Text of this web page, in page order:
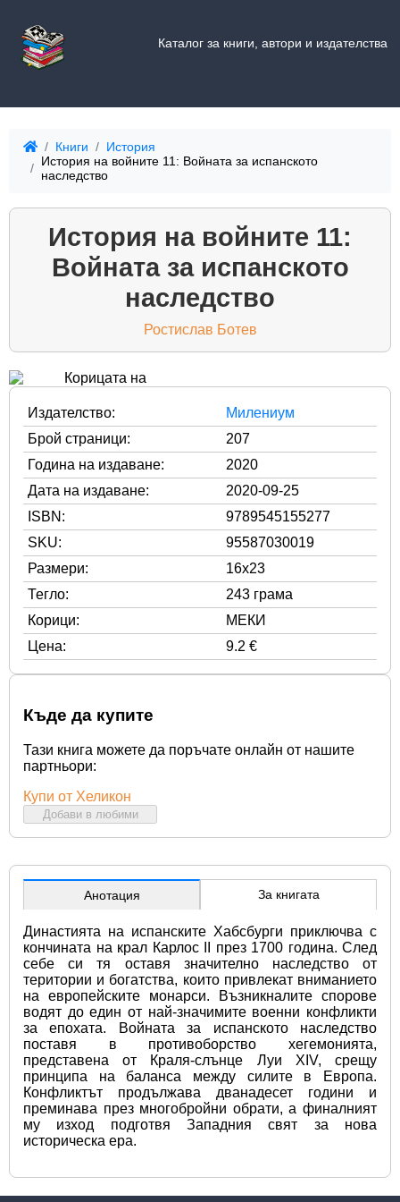
Каталог за книги, автори и издателства
Книги
История
История на войните 11: Войната за испанското
наследство
История на войните 11:
Войната за испанското
наследство
Ростислав Ботев
Издателство:
Милениум
Брой страници:
207
Година на издаване:
2020
Дата на издаване:
2020-09-25
ISBN:
9789545155277
SKU:
95587030019
Размери:
16x23
Тегло:
243 грама
Корици:
МЕКИ
Цена:
9.2 €
Къде да купите
Тази книга можете да поръчате онлайн от нашите
партньори:
Купи от Хеликон
Добави в любими
Анотация За книгата
Династията на испанските Хабсбурги приключва с
кончината на крал Карлос II през 1700 година. След
себе си тя оставя значително наследство от
територии и богатства, които привлекат вниманието
на европейските монарси. Възникналите спорове
водят до един от най-значимите военни конфликти
за епохата. Войната за испанското наследство
поставя в противоборство хегемонията,
представена от Краля-слънце Луи XIV, срещу
принципа на баланса между силите в Европа.
Конфликтът продължава дванадесет години и
преминава през многобройни обрати, а финалният
му изход подготвя Западния свят за нова
историческа ера.